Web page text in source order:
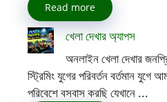
Read more
খেলা দেখার অ্যাপস
অনলাইন খেলা দেখার
স্ট্রিমিং যুগের পরিবর্তন বর্তমান যুগে
পরিবেশে বসবাস করছি যেখানে ...